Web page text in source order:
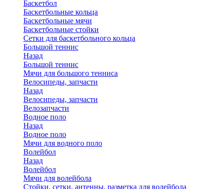
Баскетбол
Баскетбольные кольца
Баскетбольные мячи
Баскетбольные стойки
Сетки для баскетбольного кольца
Большой теннис
Назад
Большой теннис
Мячи для большого тенниса
Велосипеды, запчасти
Назад
Велосипеды, запчасти
Велозапчасти
Водное поло
Назад
Водное поло
Мячи для водного поло
Волейбол
Назад
Волейбол
Мячи для волейбола
Стойки, сетки, антенны, разметка для волейбола